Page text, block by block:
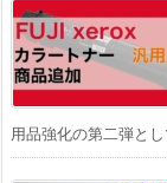
用品強化の第二弾と